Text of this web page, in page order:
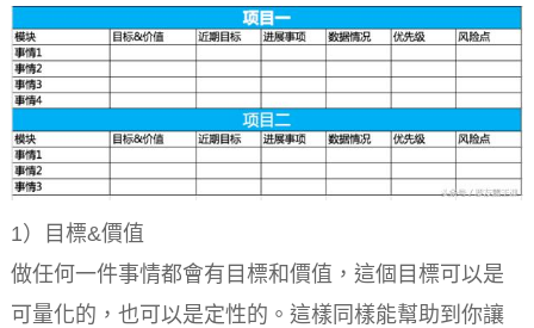
1）目標&價值
做任何一件事情都會有目標和價值，這個目標可以是
可量化的，也可以是定性的。這樣同樣能幫助到你讓